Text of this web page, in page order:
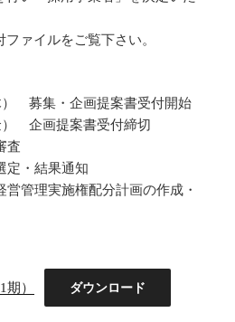
ァイルをご覧下さい。
募集・企画提案書受付開始
企画提案書受付締切
査
・結果通知
理実施権配分計画の作成・
） ダウンロード